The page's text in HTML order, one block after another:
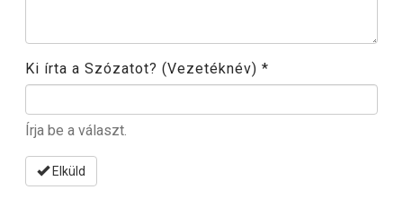
Ki írta a Szózatot? (Vezetéknév) *
Írja be a választ.
Elküld